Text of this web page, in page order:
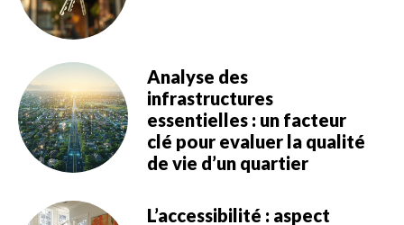
Analyse des
infrastructures
essentielles : un facteur
clé pour evaluer la qualité
de vie d’un quartier
L’accessibilité : aspect